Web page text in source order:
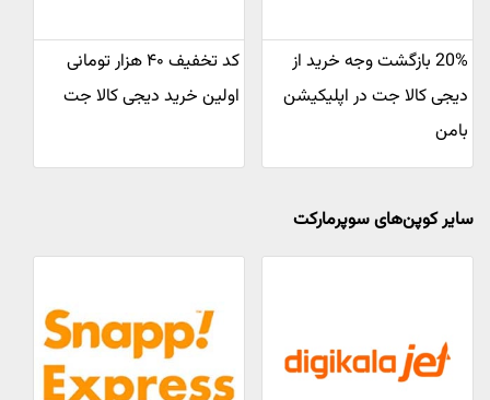
20% بازگشت وجه خرید از
دیجی کالا جت در اپلیکیشن
بامن
کد تخفیف ۴۰ هزار تومانی
اولین خرید دیجی کالا جت
سایر کوپن‌های سوپرمارکت